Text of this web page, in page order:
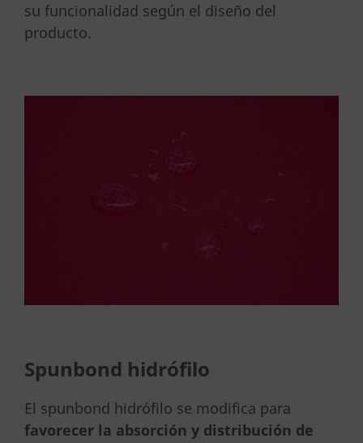
su funcionalidad según el diseño del
producto.
Spunbond hidrófilo
El spunbond hidrófilo se modifica para
favorecer la absorción y distribución de